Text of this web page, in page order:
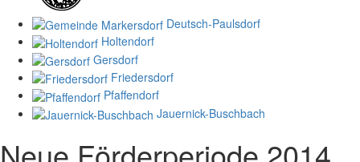
Deutsch-Paulsdorf
Holtendorf
Gersdorf
Friedersdorf
Pfaffendorf
Jauernick-Buschbach